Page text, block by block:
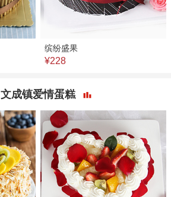
缤纷盛果
¥228
文成镇爱情蛋糕